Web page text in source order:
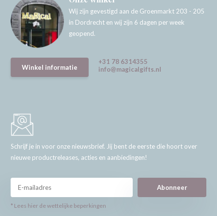
Wij zijn gevestigd aan de Groenmarkt 203 - 205
in Dordrecht en wij zijn 6 dagen per week
geopend.
Winkel informatie
+31 78 6314355
info@magicalgifts.nl
Schrijf je in voor onze nieuwsbrief. Jij bent de eerste die hoort over
nieuwe productreleases, acties en aanbiedingen!
Abonneer
* Lees hier de wettelijke beperkingen